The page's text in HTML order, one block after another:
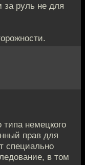
руль не для
немецкого
прав для
специально
в том